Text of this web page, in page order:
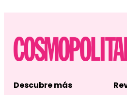
Descubre más